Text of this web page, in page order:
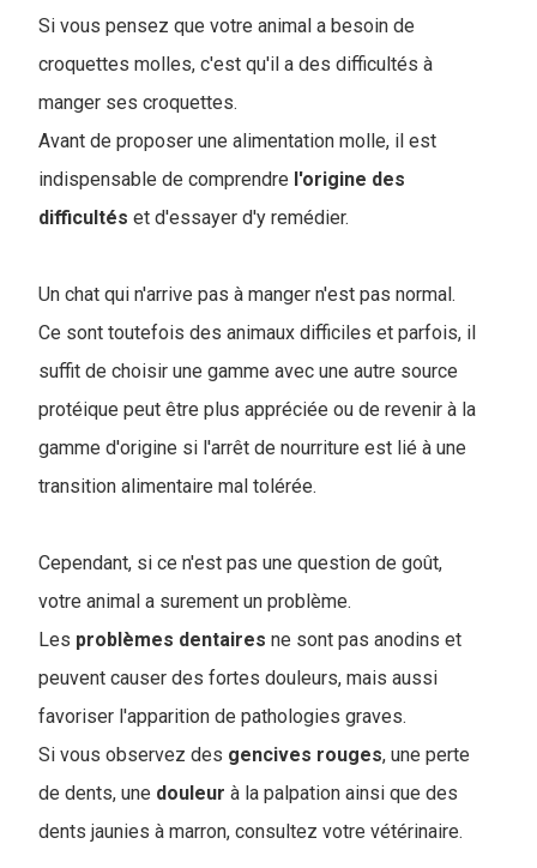
Si vous pensez que votre animal a besoin de
croquettes molles, c'est qu'il a des difficultés à
manger ses croquettes.
Avant de proposer une alimentation molle, il est
indispensable de comprendre l'origine des
difficultés et d'essayer d'y remédier.
Un chat qui n'arrive pas à manger n'est pas normal.
Ce sont toutefois des animaux difficiles et parfois, il
suffit de choisir une gamme avec une autre source
protéique peut être plus appréciée ou de revenir à la
gamme d'origine si l'arrêt de nourriture est lié à une
transition alimentaire mal tolérée.
Cependant, si ce n'est pas une question de goût,
votre animal a surement un problème.
Les problèmes dentaires ne sont pas anodins et
peuvent causer des fortes douleurs, mais aussi
favoriser l'apparition de pathologies graves.
Si vous observez des gencives rouges, une perte
de dents, une douleur à la palpation ainsi que des
dents jaunies à marron, consultez votre vétérinaire.